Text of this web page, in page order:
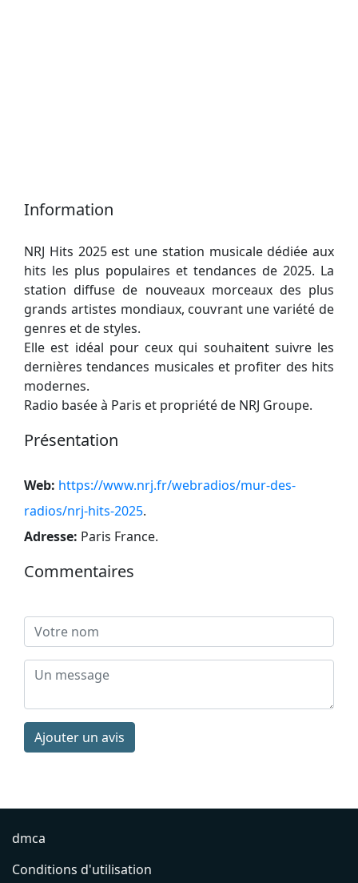
Information
NRJ Hits 2025 est une station musicale dédiée aux
hits les plus populaires et tendances de 2025. La
station diffuse de nouveaux morceaux des plus
grands artistes mondiaux, couvrant une variété de
genres et de styles.
Elle est idéal pour ceux qui souhaitent suivre les
dernières tendances musicales et profiter des hits
modernes.
Radio basée à Paris et propriété de NRJ Groupe.
Présentation
Web: https://www.nrj.fr/webradios/mur-des-
radios/nrj-hits-2025.
Adresse: Paris France.
Commentaires
Ajouter un avis
dmca
Conditions d'utilisation